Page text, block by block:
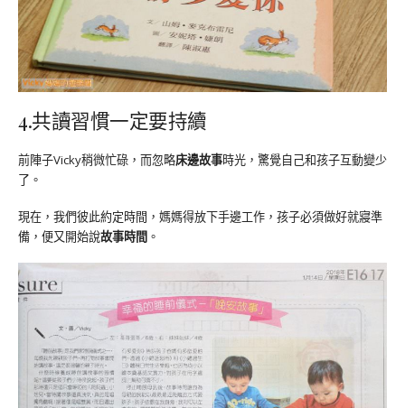
4.共讀習慣一定要持續
前陣子Vicky稍微忙碌，而忽略床邊故事時光，驚覺自己和孩子互動變少
了。
現在，我們彼此約定時間，媽媽得放下手邊工作，孩子必須做好就寢準
備，便又開始說故事時間 。